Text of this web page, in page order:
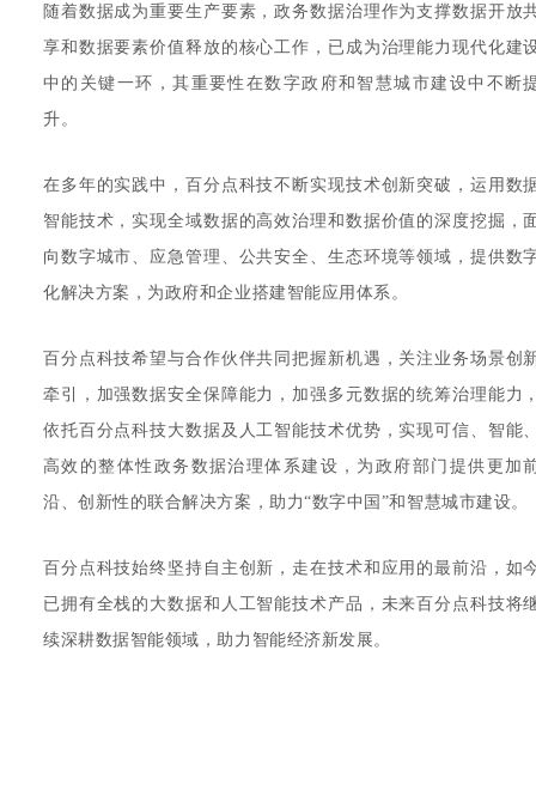
随着数据成为重要生产要素，政务数据治理作为支撑数据开放
享和数据要素价值释放的核心工作，已成为治理能力现代化建
中的关键一环，其重要性在数字政府和智慧城市建设中不断
升。
在多年的实践中，百分点科技不断实现技术创新突破，运用数
智能技术，实现全域数据的高效治理和数据价值的深度挖掘，
向数字城市、应急管理、公共安全、生态环境等领域，提供数
化解决方案，为政府和企业搭建智能应用体系。
百分点科技希望与合作伙伴共同把握新机遇，关注业务场景创
牵引，加强数据安全保障能力，加强多元数据的统筹治理能力
依托百分点科技大数据及人工智能技术优势，实现可信、智能
高效的整体性政务数据治理体系建设，为政府部门提供更加
沿、创新性的联合解决方案，助力“数字中国”和智慧城市建设。
百分点科技始终坚持自主创新，走在技术和应用的最前沿，如
已拥有全栈的大数据和人工智能技术产品，未来百分点科技将
续深耕数据智能领域，助力智能经济新发展。